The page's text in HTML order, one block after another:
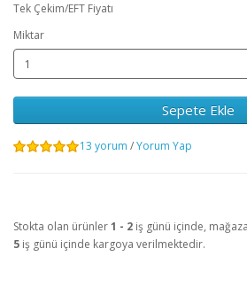
Tek Çekim/EFT Fiyatı
Miktar
Sepete Ekle
13 yorum /Yorum Yap
Stokta olan ürünler1 - 2 iş günü içinde,
5 iş günü içinde kargoya verilmektedir.